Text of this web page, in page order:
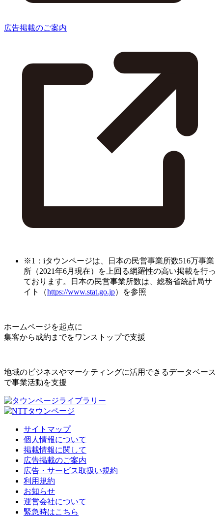
広告掲載のご案内
※1：iタウンページは、日本の民営事業所数516万事業
所（2021年6月現在）を上回る網羅性の高い掲載を行っ
ております。日本の民営事業所数は、総務省統計局サ
イト（https://www.stat.go.jp）を参照
ホームページを起点に
集客から成約までをワンストップで支援
地域のビジネスやマーケティングに活用できるデータベース
で事業活動を支援
サイトマップ
個人情報について
掲載情報に関して
広告掲載のご案内
広告・サービス取扱い規約
利用規約
お知らせ
運営会社について
緊急時はこちら